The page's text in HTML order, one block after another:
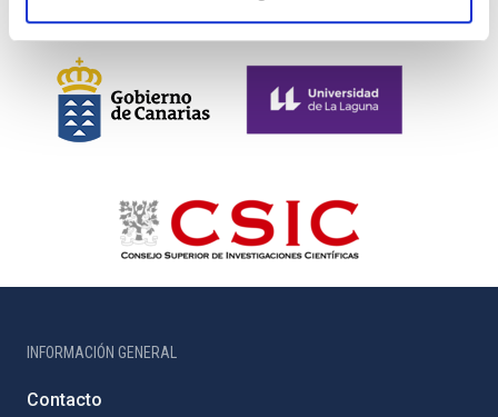
INFORMACIÓN GENERAL
Contacto